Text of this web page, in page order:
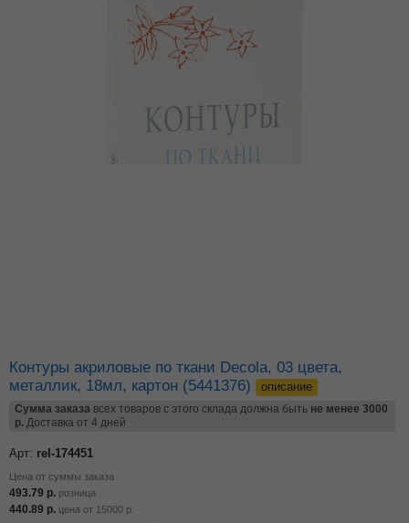
Контуры акриловые по ткани Decola, 03 цвета,
металлик, 18мл, картон (5441376)
описание
Сумма заказа всех товаров с этого склада должна быть не менее 3000
р. Доставка от 4 дней
Арт: rel-174451
Цена от суммы заказа
493.79 р. розница
440.89 р. цена от 15000 р.